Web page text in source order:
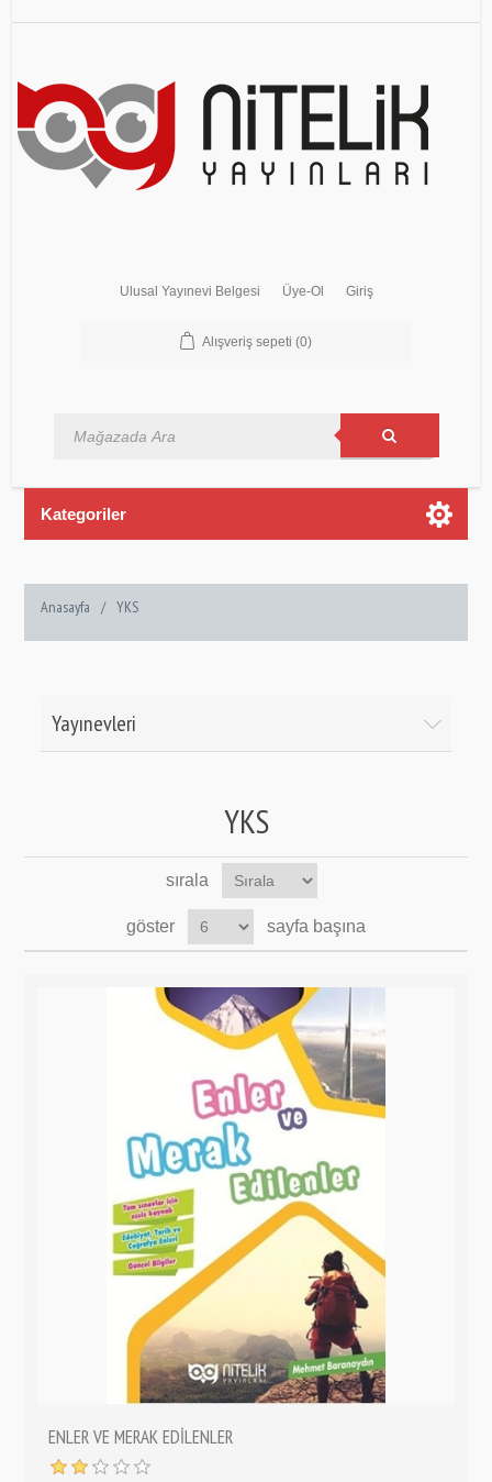
Ulusal Yayınevi Belgesi Üye-Ol Giriş
Alışveriş sepeti (0)
Kategoriler
Anasayfa / YKS
Yayınevleri
YKS
sırala
göster sayfa başına
ENLER VE MERAK EDİLENLER